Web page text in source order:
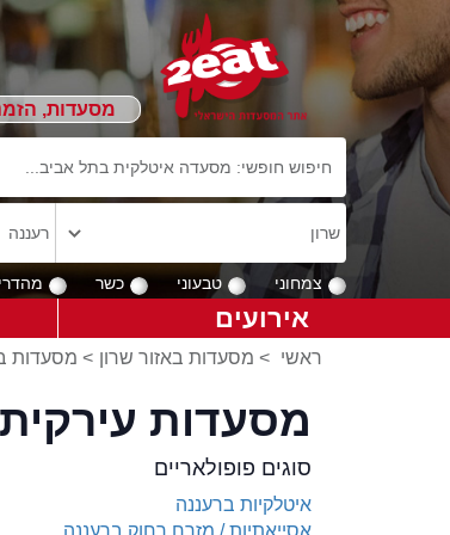
מסעדות,
צמחוני טבעוני כשר
אירועים
ראשי > מסעדות באזור שרון > מסעדות
מסעדות
סוגים פופולאריים
איטלקיות ברעננה
אסייאתיות / מזרח רחוק ברעננה